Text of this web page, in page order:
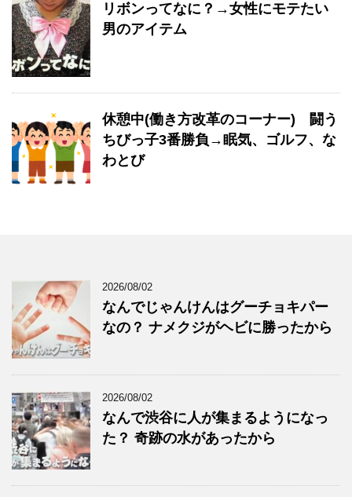
リボンってなに？→女性にモテたい
男のアイテム
休憩中(働き方改革のコーナー) 闘う
ちびっ子3番勝負→眠気、ゴルフ、な
わとび
2026/08/02
なんでじゃんけんはグーチョキパー
なの？ ナメクジがヘビに勝ったから
2026/08/02
なんで渋谷に人が集まるようになっ
た？ 奇跡の水があったから